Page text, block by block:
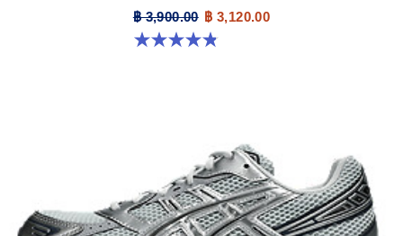
฿ 3,900.00 ฿ 3,120.00
4.8 จาก 5 ดาว 401 รีวิว